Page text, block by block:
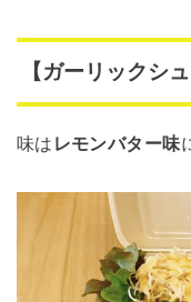
【ガーリックシ
味は レモンバター味